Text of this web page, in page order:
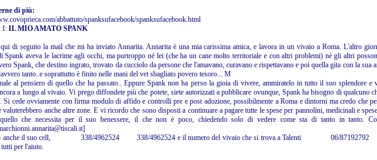
di più:
abbattuto/spanksufacebook/spanksufacebook.html
I: IL MIO AMATO SPANK
qui di seguito la mail che mi ha inviato Annarita. Annarita è una mia carissima amica, e lavora in un vivaio a Roma. L'altro
Spank aveva le lacrime agli occhi, ma purtroppo né lei (che ha un cane molto territoriale e con altri problemi) nè gli altri
Spank, che destino ingrato, trovato da cucciolo da persone che l'amavano, curavano e rispettavano e poi quella gita con la sua
tanto..e soprattutto è finito nelle mani del vet sbagliato povero tesoro... M
al pensiero di quello che ha passato.. Eppure Spank non ha perso la gioia di vivere, ammiratelo in tutto il suo splendore e
a lungo al vivaio. Vi prego diffondete più che potete, siete autorizzati a pubblicare ovunque, Spank ha bisogno di qualcuno
Si cede ovviamente con firma modulo di affido e controlli pre e post adozione, possibilmente a Roma e dintorni ma credo che
valuterebbero anche altre zone. E vi ricordo che sono disposti a continuare a pagare tutte le spese per pannolini, medicinali e
che necessita per il suo benessere, il che non è poco, chiedendo solo di vedere come sta di tanto in tanto.
anche il suo cell, 338/4962524 338/4962524 e il numero del vivaio che si trova a Talenti 06/
per l'aiuto.